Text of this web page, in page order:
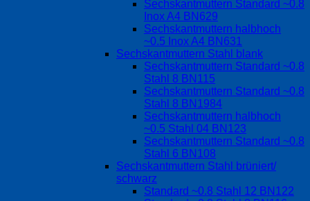
Sechskantmuttern Standard ~0.8
Inox A4 BN629
Sechskantmuttern halbhoch
~0.5 Inox A4 BN631
Sechskantmuttern Stahl blank
Sechskantmuttern Standard ~0.8
Stahl 8 BN115
Sechskantmuttern Standard ~0.8
Stahl 8 BN1984
Sechskantmuttern halbhoch
~0.5 Stahl 04 BN123
Sechskantmuttern Standard ~0.8
Stahl 6 BN108
Sechskantmuttern Stahl brüniert/
schwarz
Standard ~0.8 Stahl 12 BN122